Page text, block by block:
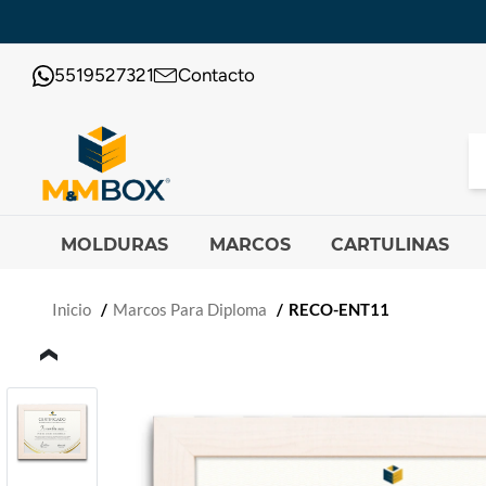
5519527321 Contacto
MOLDURAS MARCOS CARTULINAS
Inicio Marcos Para Diploma RECO-ENT11
‹